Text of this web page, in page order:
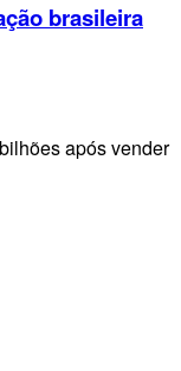
brasileira
após vender